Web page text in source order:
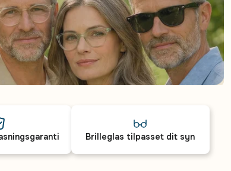
Brilleglas tilpasset dit syn